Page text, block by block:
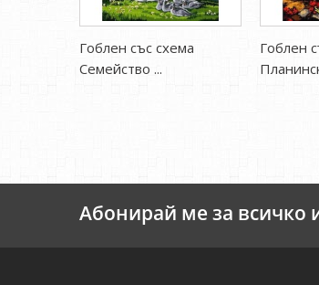
Гоблен със схема
Семейство ...
Гоблен
Абонирай ме за всичко